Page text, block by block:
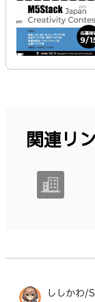
関連リ
ししかわ/